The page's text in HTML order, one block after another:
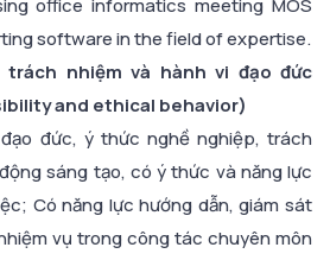
office informatics meeting MOS
software in the field of expertise.
nhiệm và hành vi đạo đức
and ethical behavior)
đức, ý thức nghề nghiệp, trách
sáng tạo, có ý thức và năng lực
Có năng lực hướng dẫn, giám sát
vụ trong công tác chuyên môn